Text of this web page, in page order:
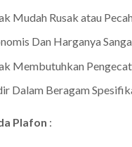
Mudah Rusak atau Pecah
Dan Harganya
Membutuhkan
Dalam Beragam
Plafon :